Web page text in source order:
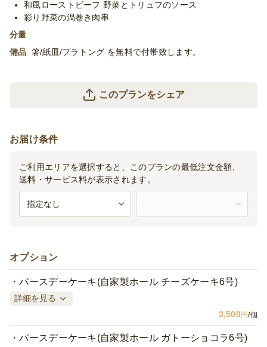
和風ローストビーフ 野菜とトリュフのソース
彩り野菜の渦巻き肉串
分量
備品 箸/紙皿/プラトング を無料で付帯致します。
このプランをシェア
お届け条件
ご利用エリアを選択すると、このプランの最低注文金額、
送料・サービス料が表示されます。
オプション
バースデーケーキ(自家製ホール チーズケーキ6号)
詳細を見る
3,500円/個
バースデーケーキ(自家製ホール ガトーショコラ6号)